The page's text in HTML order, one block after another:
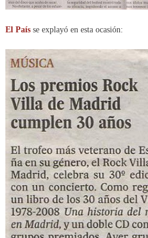
El Paísse explayó en esta ocasión: